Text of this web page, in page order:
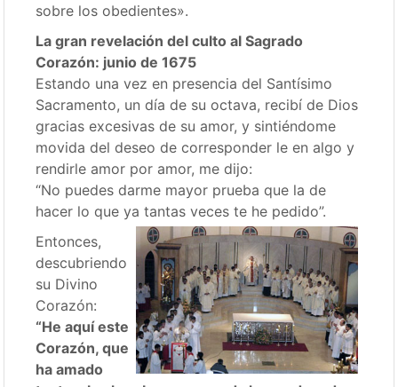
sobre los obedientes».
La gran revelación del culto al Sagrado
Corazón: junio de 1675
Estando una vez en presencia del Santísimo
Sacramento, un día de su octava, recibí de Dios
gracias excesivas de su amor, y sintiéndome
movida del deseo de corresponder le en algo y
rendirle amor por amor, me dijo:
“No puedes darme mayor prueba que la de
hacer lo que ya tantas veces te he pedido”.
Entonces,
descubriendo
su Divino
Corazón:
“He aquí este
Corazón, que
ha amado